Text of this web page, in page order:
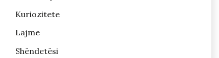
Kuriozitete
Lajme
Shëndetësi